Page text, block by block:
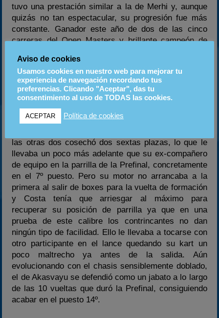
tuvo una prestación similar a la de Merhi y, aunque
quizás no tan espectacular, su progresión fue más
constante. Ganador este año de dos de las cinco
carreras del Open Masters y brillante campeón de
los máximos favoritos al título europeo y para ello
contaba por vez primera con el apoyo de la empresa
Akasvayu, que ha decidido involucrarse en el
porvenir de este piloto con gran futuro.
Albert fue 10º absoluto en los entrenamientos antes
las otras dos cosechó dos sextas plazas, lo que le
llevaba un poco más adelante que su ex-compañero
de equipo en la parrilla de la Prefinal, concretamente
en el 7º puesto. Pero su motor no arrancaba a la
primera al salir de boxes para la vuelta de formación
y Costa tenía que arriesgar al máximo para
recuperar su posición de parrilla ya que en una
prueba de este calibre los contrincantes no dan
ningún tipo de facilidad. Ello le llevaba a tocarse con
otro participante en el lance quedando su kart un
poco maltrecho ya antes de la salida. Aún
evolucionando con el chasis sensiblemente doblado,
el de Akasvayu se defendió como un jabato a lo largo
de las 10 vueltas que duró la Prefinal, consiguiendo
acabar en el puesto 14º.
Aviso de cookies
Usamos cookies en nuestro web para mejorar tu
experiencia de navegación recordando tus
preferencias. Clicando "Aceptar", das tu
consentimiento al uso de TODAS las cookies.
ACEPTAR Política de cookies